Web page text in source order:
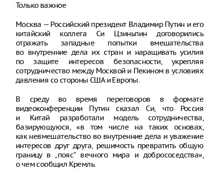
Только важное
Москва — Российский президент Владимир Путин и его
китайский коллега Си Цзиньпин договорились
отражать западные попытки вмешательства
во внутренние дела их стран и наращивать усилия
по защите интересов безопасности, укрепляя
сотрудничество между Москвой и Пекином в условиях
давления со стороны США и Европы.
В среду во время переговоров в формате
видеоконференции Путин сказал Си, что Россия
и Китай разработали модель сотрудничества,
базирующуюся, «в том числе на таких основах,
как невмешательство во внутренние дела и уважение
интересов друг друга, решимость превратить общую
границу в „пояс" вечного мира и добрососедства»,
о чем сообщил Кремль.